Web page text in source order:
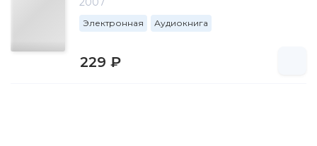
Электронная Аудиокнига
229 ₽